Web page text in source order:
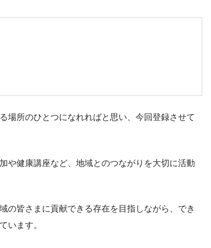
場所のひとつになれればと思い、今回登録させて
や健康講座など、地域とのつながりを大切に活動
の皆さまに貢献できる存在を目指しながら、でき
います。